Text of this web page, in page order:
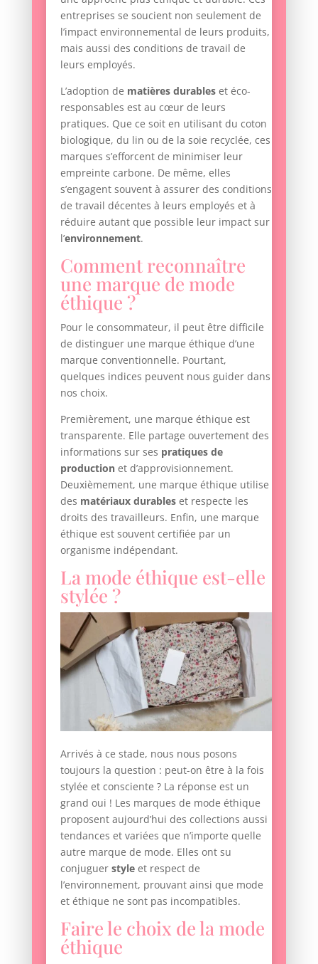
entreprises se soucient non seulement de
l’impact environnemental de leurs produits,
mais aussi des conditions de travail de
leurs employés.
L’adoption de matières durableset éco-
responsables est au cœur de leurs
pratiques. Que ce soit en utilisant du coton
biologique, du lin ou de la soie recyclée, ces
marques s’efforcent de minimiser leur
empreinte carbone. De même, elles
s’engagent souvent à assurer des conditions
de travail décentes à leurs employés et à
réduire autant que possible leur impact sur
l’environnement.
Comment reconnaître
une marque de mode
éthique ?
Pour le consommateur, il peut être difficile
de distinguer une marque éthique d’une
marque conventionnelle. Pourtant,
quelques indices peuvent nous guider dans
nos choix.
Premièrement, une marque éthique est
transparente. Elle partage ouvertement des
informations sur ses pratiques de
productionet d’approvisionnement.
Deuxièmement, une marque éthique utilise
des matériaux durableset respecte les
droits des travailleurs. Enfin, une marque
éthique est souvent certifiée par un
organisme indépendant.
La mode éthique est-elle
stylée ?
Arrivés à ce stade, nous nous posons
toujours la question : peut-on être à la fois
stylée et consciente ? La réponse est un
grand oui ! Les marques de mode éthique
proposent aujourd’hui des collections aussi
tendances et variées que n’importe quelle
autre marque de mode. Elles ont su
conjuguer styleet respect de
l’environnement, prouvant ainsi que mode
et éthique ne sont pas incompatibles.
Faire le choix de la mode
éthique